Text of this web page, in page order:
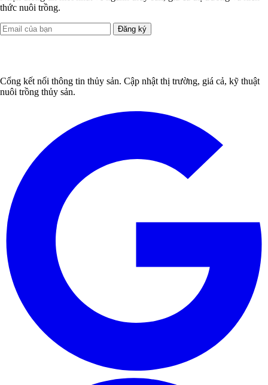
thức nuôi trồng.
Đăng ký
Cổng kết nối thông tin thủy sản. Cập nhật thị trường, giá cả, kỹ thuật
nuôi trồng thủy sản.